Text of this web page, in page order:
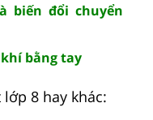
biến đổi chuyển
khí bằng tay
8 hay khác: